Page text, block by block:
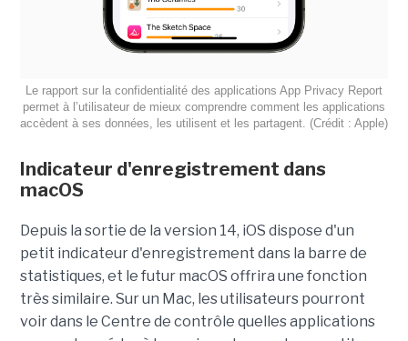
Le rapport sur la confidentialité des applications App Privacy Report
permet à l’utilisateur de mieux comprendre comment les applications
accèdent à ses données, les utilisent et les partagent. (Crédit : Apple)
Indicateur d'enregistrement dans
macOS
Depuis la sortie de la version 14, iOS dispose d'un
petit indicateur d'enregistrement dans la barre de
statistiques, et le futur macOS offrira une fonction
très similaire. Sur un Mac, les utilisateurs pourront
voir dans le Centre de contrôle quelles applications